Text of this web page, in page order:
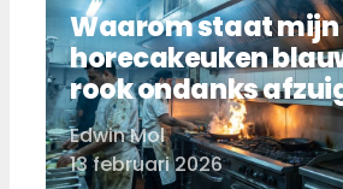
Waarom staat mijn
horecakeuken
rook ondanks
Door
Edwin Mol
13 februari 2026